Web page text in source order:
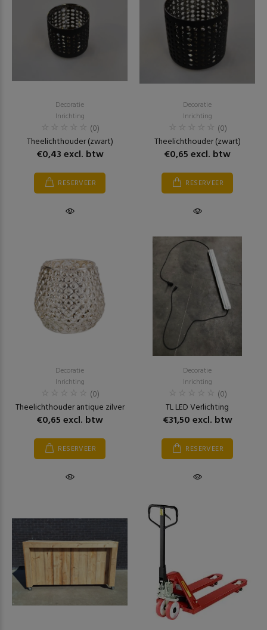
Decoratie
Inrichting
(0)
Theelichthouder (zwart)
€0,43 excl. btw
RESERVEER
Decoratie
Inrichting
(0)
Theelichthouder (zwart)
€0,65 excl. btw
RESERVEER
Decoratie
Inrichting
(0)
Theelichthouder antique zilver
€0,65 excl. btw
RESERVEER
Decoratie
Inrichting
(0)
TL LED Verlichting
€31,50 excl. btw
RESERVEER